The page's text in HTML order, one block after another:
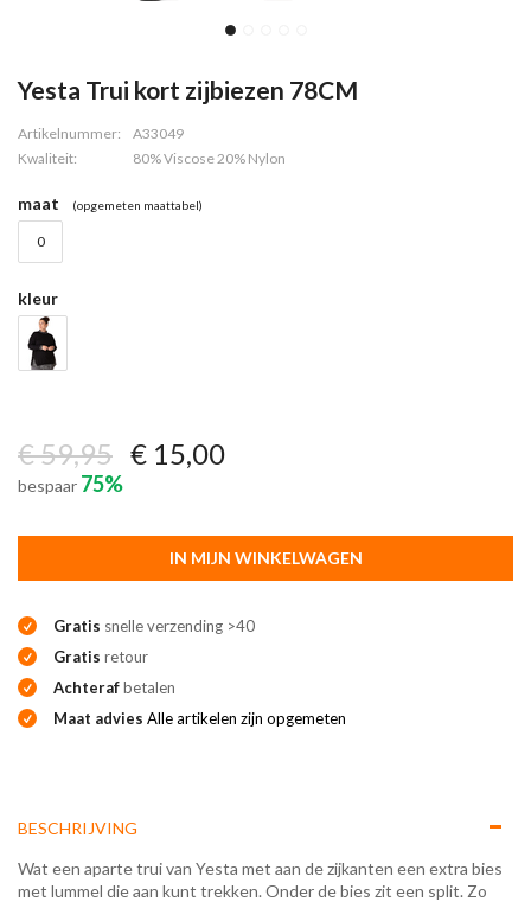
Yesta Trui kort zijbiezen 78CM
Artikelnummer:
A33049
Kwaliteit:
80% Viscose 20% Nylon
maat (opgemeten maattabel)
0
kleur
€ 59,95 € 15,00
bespaar 75%
IN MIJN WINKELWAGEN
Gratis snelle verzending >40
Gratis retour
Achterafbetalen
Maat advies Alle artikelen zijn opgemeten
BESCHRIJVING
Wat een aparte trui van Yesta met aan de zijkanten een extra bies
met lummel die aan kunt trekken. Onder de bies zit een split. Zo